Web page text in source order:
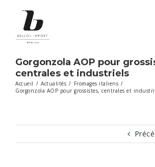
contenu
Gorgonzola AOP pour
centrales et industriels
Accueil / Actualités / Fromages italiens /
Gorgonzola AOP pour grossistes, centrales et